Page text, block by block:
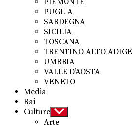
PIEMONTE
PUGLIA
SARDEGNA
SICILIA
TOSCANA
TRENTINO ALTO ADIGE
UMBRIA
VALLE D’AOSTA
VENETO
Media
Rai
Culture Show
sub
Arte